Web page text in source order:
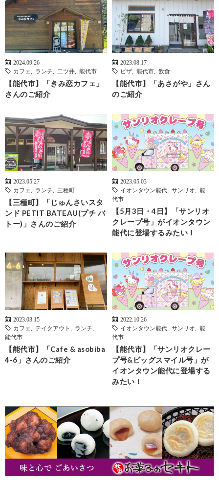
2024.09.26
カフェ
ランチ 二ツ井 能代市
【能代市】「きみ恋カフェ」
さんのご紹介
2023.08.17
ピザ
能代市 飲食
【能代市】「あさがや」さん
のご紹介
2023.05.27
カフェ
ランチ 三種町
【三種町】「じゅんさいスタ
ンド PETIT BATEAU(プチ バ
トー)」さんのご紹介
2023.05.03
イオンタウン能代
サンリオ
能
代市
【5月3日・4日】「サンリオ
クレープ号」がイオンタウン
能代に登場するみたい！
2023.03.15
カフェ
テイクアウト ランチ
能代市
【能代市】「Cafe & asobiba
4-6」さんのご紹介
2022.10.26
イオンタウン能代
サンリオ
能
代市
【能代市】「サンリオクレー
プ号&ビッグスマイル号」が
イオンタウン能代に登場する
みたい！